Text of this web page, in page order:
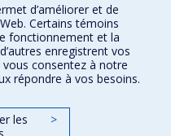
d’améliorer et de
Certains témoins
fonctionnement et la
enregistrent vos
consentez à notre
répondre à vos besoins.
les
>